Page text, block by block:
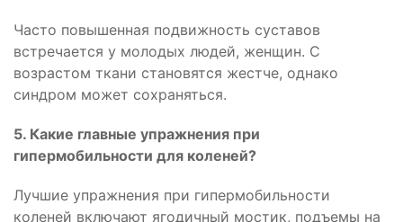
Часто повышенная подвижность суставов
встречается у молодых людей, женщин. С
возрастом ткани становятся жестче, однако
синдром может сохраняться.
5. Какие главные упражнения при
гипермобильности для коленей?
Лучшие упражнения при гипермобильности
коленей включают ягодичный мостик, подъемы на